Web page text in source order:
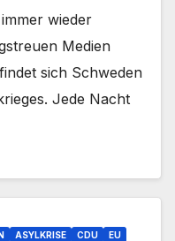
wieder
Medien
sich Schweden
Jede Nacht
ASYLKRISE CDU
EU